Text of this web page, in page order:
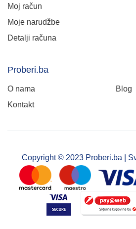
Moj račun
Moje narudžbe
Detalji računa
Proberi.ba
O nama
Blog
Kontakt
Copyright © 2023 Proberi.ba |